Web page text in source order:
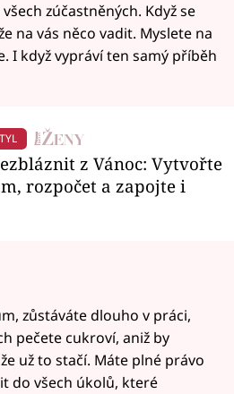
zúčastněných. Když se
na vás něco vadit. Myslete na
I když vypráví ten samý příběh
z Vánoc: Vytvořte
rozpočet a zapojte i
zůstáváte dlouho v práci,
pečete cukroví, aniž by
už to stačí. Máte plné právo
do všech úkolů, které